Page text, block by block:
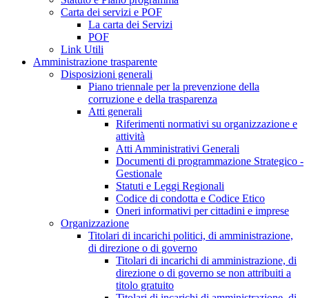
Carta dei servizi e POF
La carta dei Servizi
POF
Link Utili
Amministrazione trasparente
Disposizioni generali
Piano triennale per la prevenzione della
corruzione e della trasparenza
Atti generali
Riferimenti normativi su organizzazione e
attività
Atti Amministrativi Generali
Documenti di programmazione Strategico -
Gestionale
Statuti e Leggi Regionali
Codice di condotta e Codice Etico
Oneri informativi per cittadini e imprese
Organizzazione
Titolari di incarichi politici, di amministrazione,
di direzione o di governo
Titolari di incarichi di amministrazione, di
direzione o di governo se non attribuiti a
titolo gratuito